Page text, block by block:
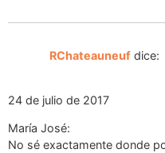
RChateauneuf dice:
24 de julio de 2017
María José:
No sé exactamente donde